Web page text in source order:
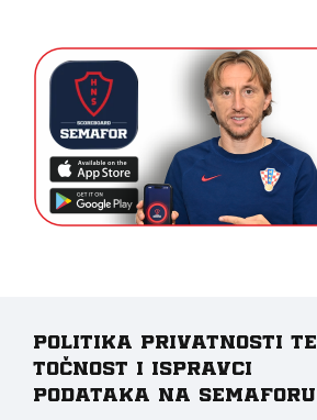
Politika privatnosti te
točnost i ispravci
podataka na Semaforu